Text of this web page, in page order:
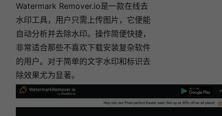
Watermark Remover.io是一款在线去
水印工具，用户只需上传图片，它便能
自动分析并去除水印。操作简便快捷，
非常适合那些不喜欢下载安装复杂软件
的用户。对于简单的文字水印和标识去
除效果尤为显著。